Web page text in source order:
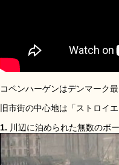
コペンハーゲンはデンマーク
旧市街の中心地は「ストロイ
1. 川辺に泊められた無数のボ